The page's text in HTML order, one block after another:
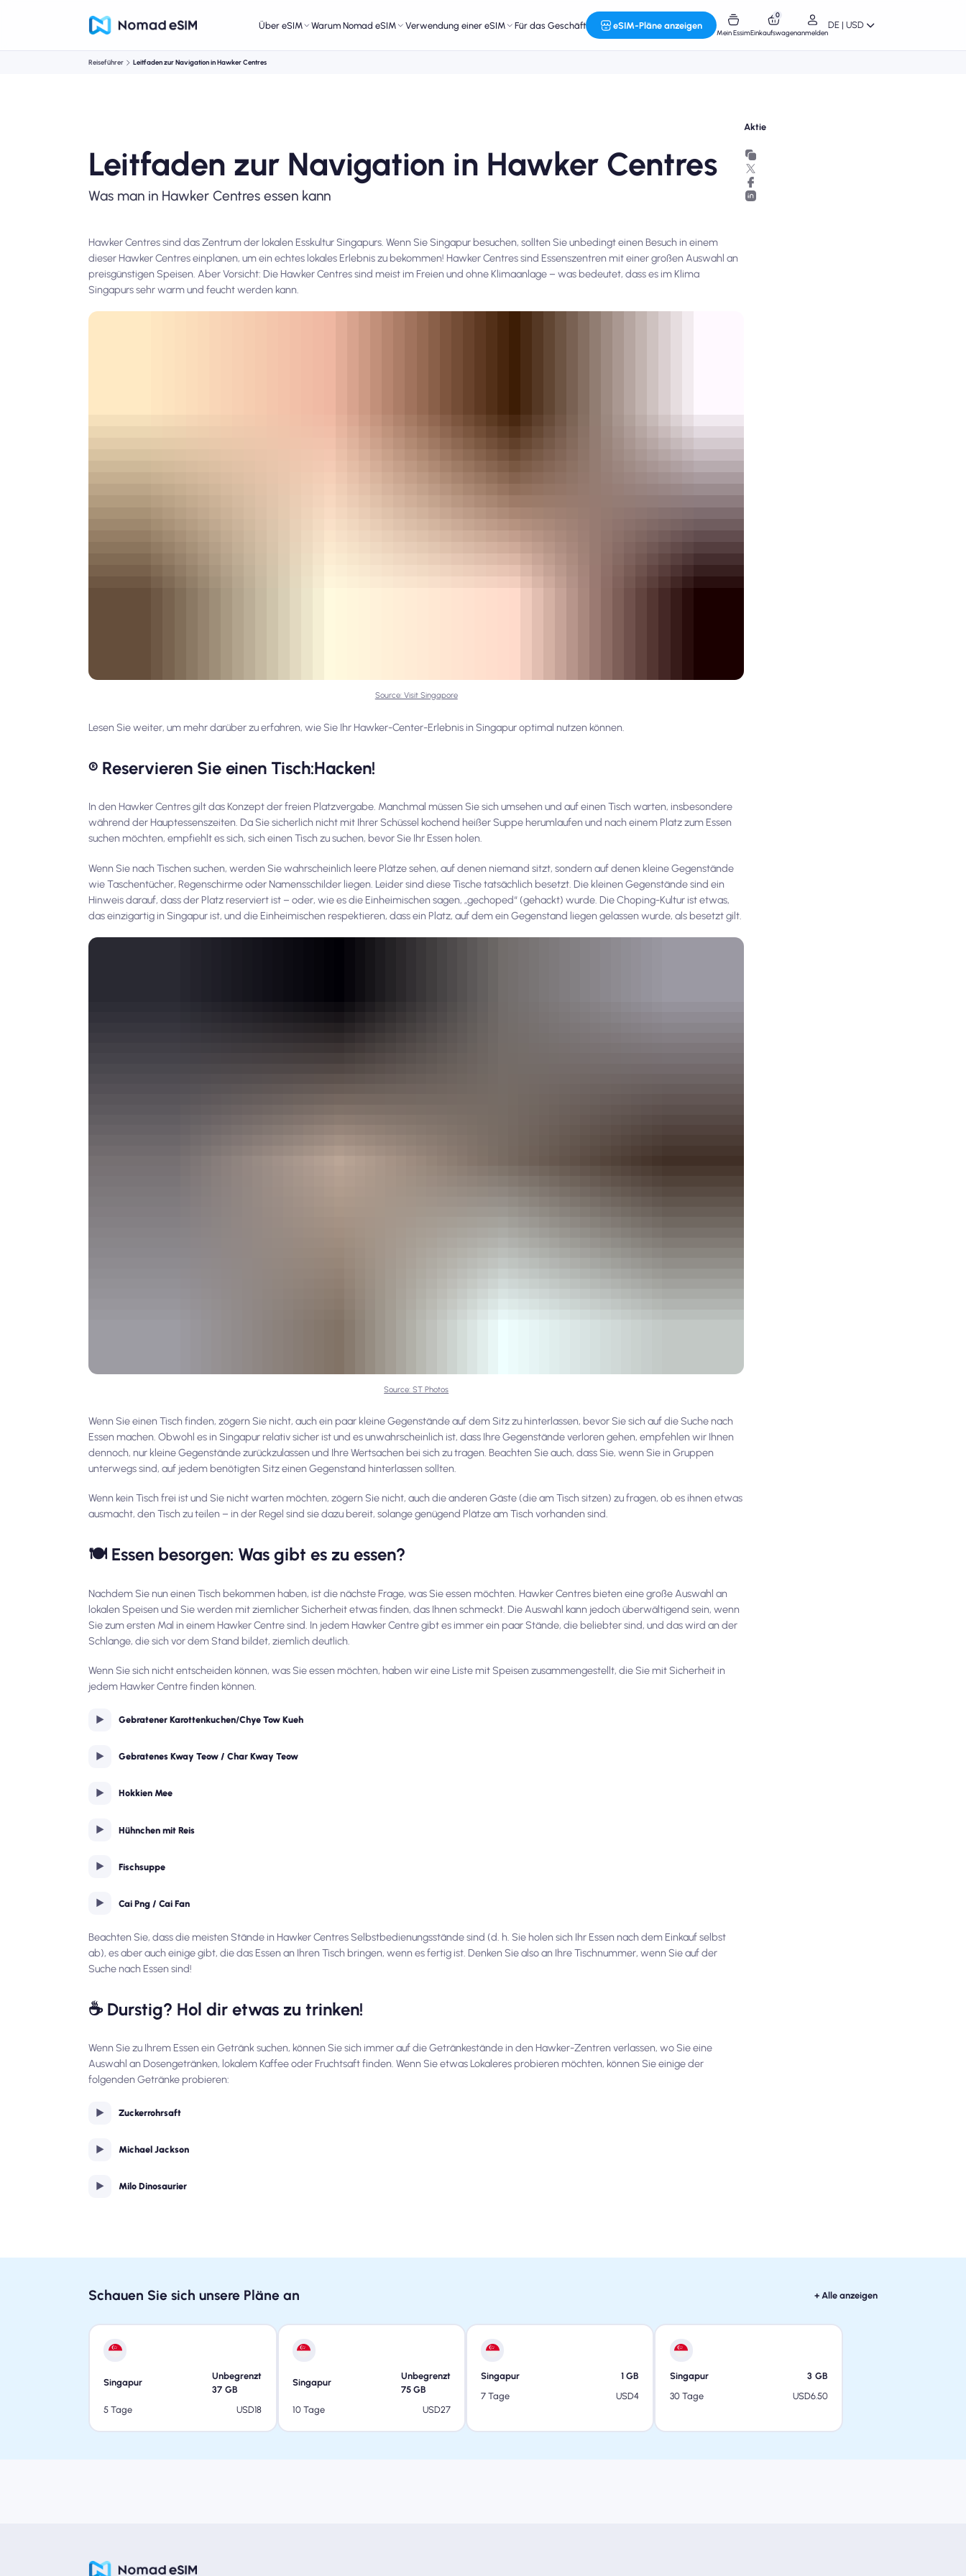
Über eSIM Warum Nomad eSIM Verwendung einer eSIM Für das Geschäft eSIM-Pläne anzeigen
Mein Essim
0
Einkaufswagenanmelden
DE | USD
Reiseführer Leitfaden zur Navigation in Hawker Centres
Leitfaden zur Navigation in Hawker Centres
Was man in Hawker Centres essen kann
Hawker Centres sind das Zentrum der lokalen Esskultur Singapurs. Wenn Sie Singapur besuchen, sollten Sie unbedingt einen Besuch in einem
dieser Hawker Centres einplanen, um ein echtes lokales Erlebnis zu bekommen! Hawker Centres sind Essenszentren mit einer großen Auswahl an
preisgünstigen Speisen. Aber Vorsicht: Die Hawker Centres sind meist im Freien und ohne Klimaanlage – was bedeutet, dass es im Klima
Singapurs sehr warm und feucht werden kann.
Source: Visit Singapore
Lesen Sie weiter, um mehr darüber zu erfahren, wie Sie Ihr Hawker-Center-Erlebnis in Singapur optimal nutzen können.
®️ Reservieren Sie einen Tisch:Hacken!
In den Hawker Centres gilt das Konzept der freien Platzvergabe. Manchmal müssen Sie sich umsehen und auf einen Tisch warten, insbesondere
während der Hauptessenszeiten. Da Sie sicherlich nicht mit Ihrer Schüssel kochend heißer Suppe herumlaufen und nach einem Platz zum Essen
suchen möchten, empfiehlt es sich, sich einen Tisch zu suchen, bevor Sie Ihr Essen holen.
Wenn Sie nach Tischen suchen, werden Sie wahrscheinlich leere Plätze sehen, auf denen niemand sitzt, sondern auf denen kleine Gegenstände
wie Taschentücher, Regenschirme oder Namensschilder liegen. Leider sind diese Tische tatsächlich besetzt. Die kleinen Gegenstände sind ein
Hinweis darauf, dass der Platz reserviert ist – oder, wie es die Einheimischen sagen, „gechoped“ (gehackt) wurde. Die Choping-Kultur ist etwas,
das einzigartig in Singapur ist, und die Einheimischen respektieren, dass ein Platz, auf dem ein Gegenstand liegen gelassen wurde, als besetzt gilt.
Source: ST Photos
Wenn Sie einen Tisch finden, zögern Sie nicht, auch ein paar kleine Gegenstände auf dem Sitz zu hinterlassen, bevor Sie sich auf die Suche nach
Essen machen. Obwohl es in Singapur relativ sicher ist und es unwahrscheinlich ist, dass Ihre Gegenstände verloren gehen, empfehlen wir Ihnen
dennoch, nur kleine Gegenstände zurückzulassen und Ihre Wertsachen bei sich zu tragen. Beachten Sie auch, dass Sie, wenn Sie in Gruppen
unterwegs sind, auf jedem benötigten Sitz einen Gegenstand hinterlassen sollten.
Wenn kein Tisch frei ist und Sie nicht warten möchten, zögern Sie nicht, auch die anderen Gäste (die am Tisch sitzen) zu fragen, ob es ihnen etwas
ausmacht, den Tisch zu teilen – in der Regel sind sie dazu bereit, solange genügend Plätze am Tisch vorhanden sind.
🍽️ Essen besorgen: Was gibt es zu essen?
Nachdem Sie nun einen Tisch bekommen haben, ist die nächste Frage, was Sie essen möchten. Hawker Centres bieten eine große Auswahl an
lokalen Speisen und Sie werden mit ziemlicher Sicherheit etwas finden, das Ihnen schmeckt. Die Auswahl kann jedoch überwältigend sein, wenn
Sie zum ersten Mal in einem Hawker Centre sind. In jedem Hawker Centre gibt es immer ein paar Stände, die beliebter sind, und das wird an der
Schlange, die sich vor dem Stand bildet, ziemlich deutlich.
Wenn Sie sich nicht entscheiden können, was Sie essen möchten, haben wir eine Liste mit Speisen zusammengestellt, die Sie mit Sicherheit in
jedem Hawker Centre finden können.
Gebratener Karottenkuchen/Chye Tow Kueh
Gebratenes Kway Teow / Char Kway Teow
Hokkien Mee
Hühnchen mit Reis
Fischsuppe
Cai Png / Cai Fan
Beachten Sie, dass die meisten Stände in Hawker Centres Selbstbedienungsstände sind (d. h. Sie holen sich Ihr Essen nach dem Einkauf selbst
ab), es aber auch einige gibt, die das Essen an Ihren Tisch bringen, wenn es fertig ist. Denken Sie also an Ihre Tischnummer, wenn Sie auf der
Suche nach Essen sind!
☕ Durstig? Hol dir etwas zu trinken!
Wenn Sie zu Ihrem Essen ein Getränk suchen, können Sie sich immer auf die Getränkestände in den Hawker-Zentren verlassen, wo Sie eine
Auswahl an Dosengetränken, lokalem Kaffee oder Fruchtsaft finden. Wenn Sie etwas Lokaleres probieren möchten, können Sie einige der
folgenden Getränke probieren:
Zuckerrohrsaft
Michael Jackson
Milo Dinosaurier
Aktie
Schauen Sie sich unsere Pläne an + Alle anzeigen
Singapur
Unbegrenzt
37 GB
5 Tage
USD18
Singapur
Unbegrenzt
75 GB
10 Tage
USD27
Singapur 1 GB
7 Tage
USD4
Singapur 3 GB
30 Tage
USD6.50